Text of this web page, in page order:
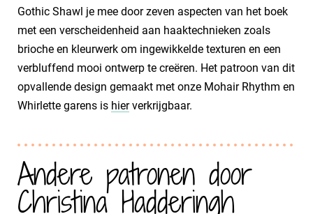
Gothic Shawl je mee door zeven aspecten van het boek
met een verscheidenheid aan haaktechnieken zoals
brioche en kleurwerk om ingewikkelde texturen en een
verbluffend mooi ontwerp te creëren. Het patroon van dit
opvallende design gemaakt met onze Mohair Rhythm en
Whirlette garens is hierverkrijgbaar.
Andere patronen door
Christina Hadderingh